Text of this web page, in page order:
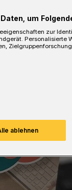
um
zur
Personalisierte
ablehnen